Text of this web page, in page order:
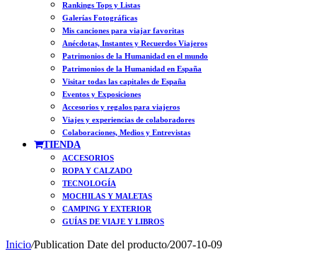
Rankings Tops y Listas
Galerías Fotográficas
Mis canciones para viajar favoritas
Anécdotas, Instantes y Recuerdos Viajeros
Patrimonios de la Humanidad en el mundo
Patrimonios de la Humanidad en España
Visitar todas las capitales de España
Eventos y Exposiciones
Accesorios y regalos para viajeros
Viajes y experiencias de colaboradores
Colaboraciones, Medios y Entrevistas
TIENDA
ACCESORIOS
ROPA Y CALZADO
TECNOLOGÍA
MOCHILAS Y MALETAS
CAMPING Y EXTERIOR
GUÍAS DE VIAJE Y LIBROS
Inicio/Publication Date del producto/2007-10-09